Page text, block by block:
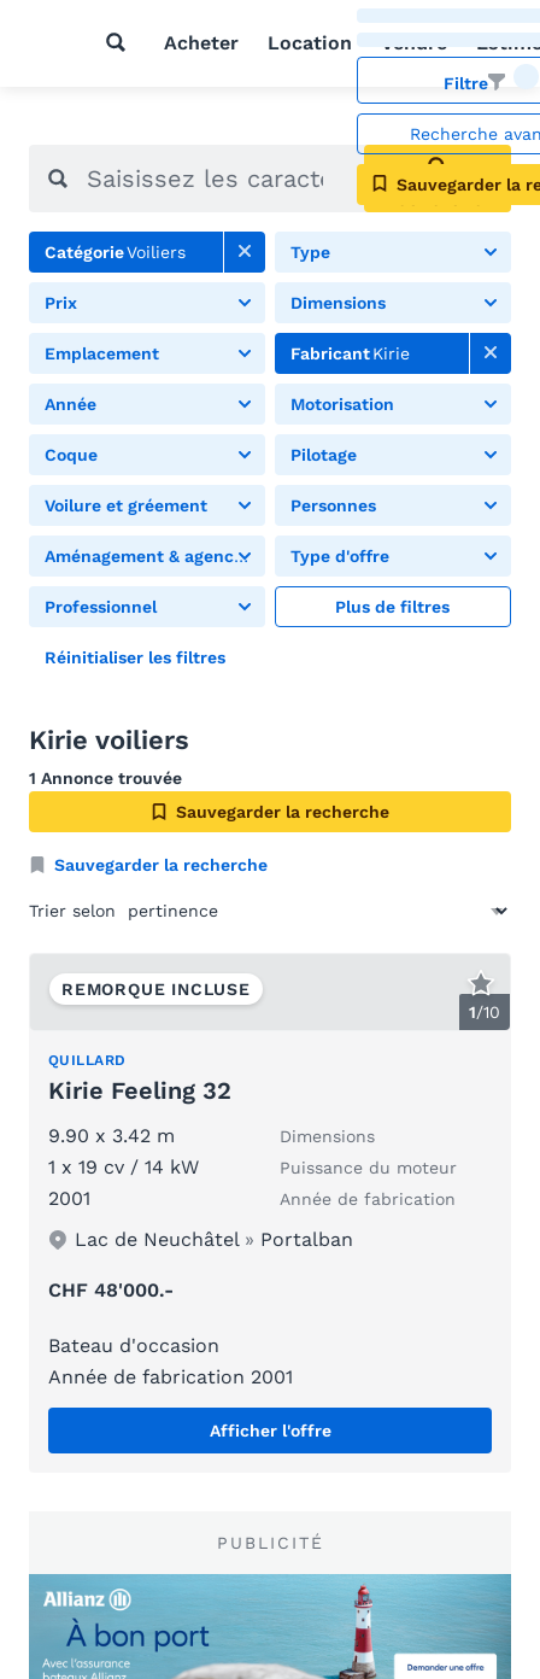
Acheter Location Vendre
Filtre
Recherche
Sauvegarder la
Rechercher
CatégorieVoiliers Type
Prix Dimensions
Emplacement FabricantKirie
Année Motorisation
Coque Pilotage
Voilure et gréement Personnes
Aménagement & agencement Type d'offre
Professionnel Plus de filtres
Réinitialiser les filtres
Kirie voiliers
1 Annonce trouvée
Sauvegarder la recherche
Sauvegarder la recherche
Trier selon
1/10
REMORQUE INCLUSE
QUILLARD
Kirie Feeling 32
9.90 x 3.42 m Dimensions
1 x 19 cv / 14 kW Puissance du moteur
2001 Année de fabrication
Lac de Neuchâtel» Portalban
CHF 48'000.-
Bateau d'occasion
Année de fabrication 2001
Afficher l'offre
PUBLICITÉ